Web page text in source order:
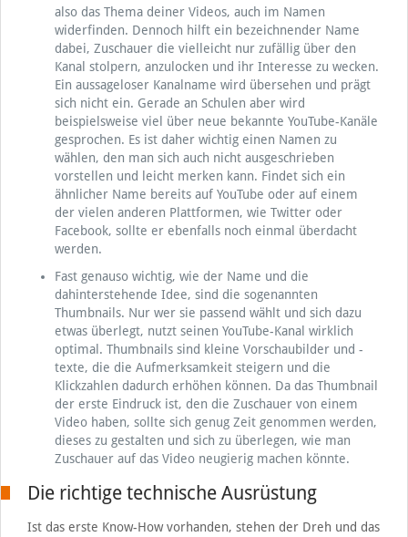
also das Thema deiner Videos, auch im Namen
widerfinden. Dennoch hilft ein bezeichnender Name
dabei, Zuschauer die vielleicht nur zufällig über den
Kanal stolpern, anzulocken und ihr Interesse zu wecken.
Ein aussageloser Kanalname wird übersehen und prägt
sich nicht ein. Gerade an Schulen aber wird
beispielsweise viel über neue bekannte YouTube-Kanäle
gesprochen. Es ist daher wichtig einen Namen zu
wählen, den man sich auch nicht ausgeschrieben
vorstellen und leicht merken kann. Findet sich ein
ähnlicher Name bereits auf YouTube oder auf einem
der vielen anderen Plattformen, wie Twitter oder
Facebook, sollte er ebenfalls noch einmal überdacht
werden.
Fast genauso wichtig, wie der Name und die
dahinterstehende Idee, sind die sogenannten
Thumbnails. Nur wer sie passend wählt und sich dazu
etwas überlegt, nutzt seinen YouTube-Kanal wirklich
optimal. Thumbnails sind kleine Vorschaubilder und -
texte, die die Aufmerksamkeit steigern und die
Klickzahlen dadurch erhöhen können. Da das Thumbnail
der erste Eindruck ist, den die Zuschauer von einem
Video haben, sollte sich genug Zeit genommen werden,
dieses zu gestalten und sich zu überlegen, wie man
Zuschauer auf das Video neugierig machen könnte.
Die richtige technische Ausrüstung
Ist das erste Know-How vorhanden, stehen der Dreh und das